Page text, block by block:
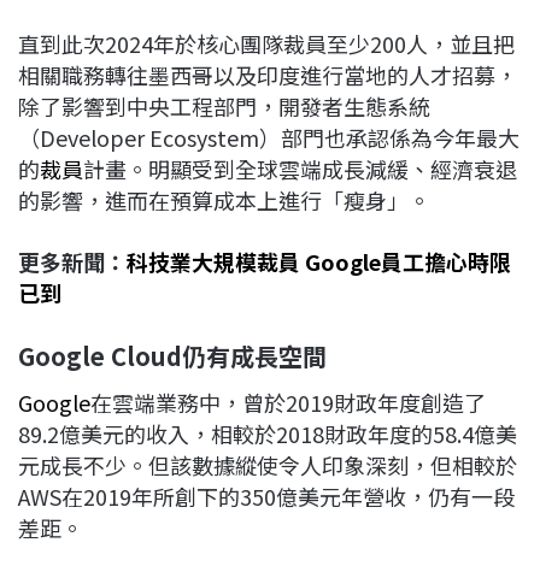
直到此次2024年於核心團隊裁員至少200人，並且把
相關職務轉往墨西哥以及印度進行當地的人才招募，
除了影響到中央工程部門，開發者生態系統
（Developer Ecosystem）部門也承認係為今年最大
的裁員計畫。明顯受到全球雲端成長減緩、經濟衰退
的影響，進而在預算成本上進行「瘦身」。
更多新聞： 科技業大規模裁員 Google員工擔心時限
已到
Google Cloud仍有成長空間
Google在雲端業務中，曾於2019財政年度創造了
89.2億美元的收入，相較於2018財政年度的58.4億美
元成長不少。但該數據縱使令人印象深刻，但相較於
AWS在2019年所創下的350億美元年營收，仍有一段
差距。